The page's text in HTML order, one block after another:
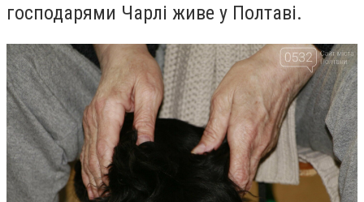
господарями Чарлі живе у Полтаві.